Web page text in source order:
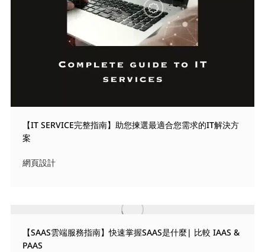
【IT SERVICE完整指南】助您揀選最適合您需求的IT解決方
案
網頁設計
【SAAS雲端服務指南】快速掌握SAAS是什麼| 比較 IAAS &
PAAS